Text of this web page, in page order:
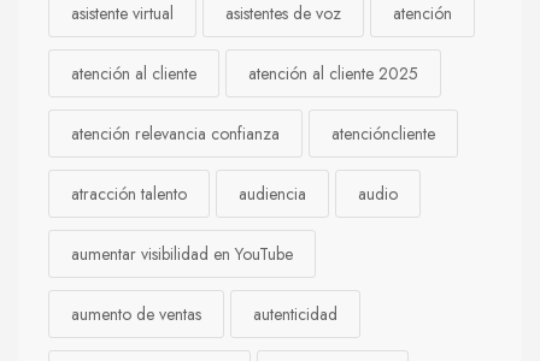
asistente virtual asistentes de voz atención
atención al cliente atención al cliente 2025
atención relevancia confianza atencióncliente
atracción talento audiencia audio
aumentar visibilidad en YouTube
aumento de ventas autenticidad